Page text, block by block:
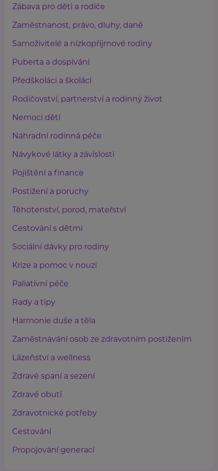
Zábava pro děti a rodiče
Zaměstnanost, právo, dluhy, daně
Samoživitelé a nízkopříjmové rodiny
Puberta a dospívání
Předškoláci a školáci
Rodičovství, partnerství a rodinný život
Nemoci dětí
Náhradní rodinná péče
Návykové látky a závislosti
Pojištění a finance
Postižení a poruchy
Těhotenství, porod, mateřství
Cestování s dětmi
Sociální dávky pro rodiny
Krize a pomoc v nouzi
Paliativní péče
Rady a tipy
Harmonie duše a těla
Zaměstnávání osob ze zdravotním postižením
Lázeňství a wellness
Zdravé spaní a sezení
Zdravé obutí
Zdravotnické potřeby
Cestování
Propojování generací